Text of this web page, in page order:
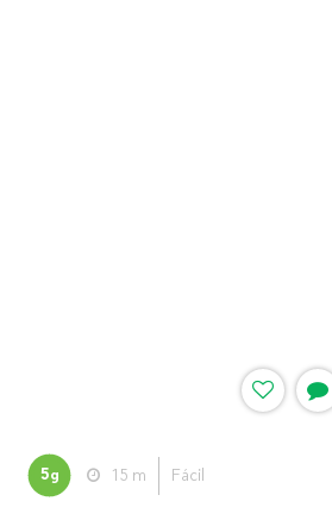
5g 15 m Fácil